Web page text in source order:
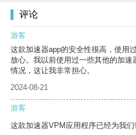
评论
游客
这款加速器app的安全性很高，使用
放心。我以前使用过一些其他的加
情况，这让我非常担心。
2024-08-21
游客
这款加速器VPM应用程序已经为我们